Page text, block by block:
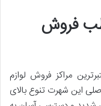
فروش
مراکز فروش لوازم
این شهرت تنوع بالای